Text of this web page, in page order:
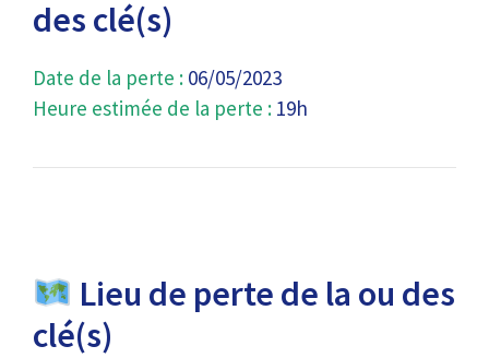
des clé(s)
Date de la perte : 06/05/2023
Heure estimée de la perte : 19h
Lieu de perte de la ou des
clé(s)